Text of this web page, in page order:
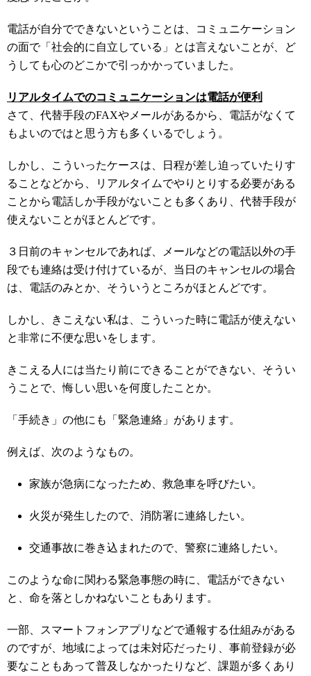
電話が自分でできないということは、コミュニケーション
の面で「社会的に自立している」とは言えないことが、ど
うしても心のどこかで引っかかっていました。
リアルタイムでのコミュニケーションは電話が便利
さて、代替手段のFAXやメールがあるから、電話がなくて
もよいのではと思う方も多くいるでしょう。
しかし、こういったケースは、日程が差し迫っていたりす
ることなどから、リアルタイムでやりとりする必要がある
ことから電話しか手段がないことも多くあり、代替手段が
使えないことがほとんどです。
３日前のキャンセルであれば、メールなどの電話以外の手
段でも連絡は受け付けているが、当日のキャンセルの場合
は、電話のみとか、そういうところがほとんどです。
しかし、きこえない私は、こういった時に電話が使えない
と非常に不便な思いをします。
きこえる人には当たり前にできることができない、そうい
うことで、悔しい思いを何度したことか。
「手続き」の他にも「緊急連絡」があります。
例えば、次のようなもの。
家族が急病になったため、救急車を呼びたい。
火災が発生したので、消防署に連絡したい。
交通事故に巻き込まれたので、警察に連絡したい。
このような命に関わる緊急事態の時に、電話ができない
と、命を落としかねないこともあります。
一部、スマートフォンアプリなどで通報する仕組みがある
のですが、地域によっては未対応だったり、事前登録が必
要なこともあって普及しなかったりなど、課題が多くあり